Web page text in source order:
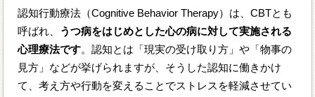
認知行動療法（Cognitive Behavior Therapy）は、CBTとも
呼ばれ、 うつ病をはじめとした心の病に対して実施される
心理療法です。認知とは「現実の受け取り方」や「物事の
見方」などが挙げられますが、そうした認知に働きかけ
て、考え方や行動を変えることでストレスを軽減させてい